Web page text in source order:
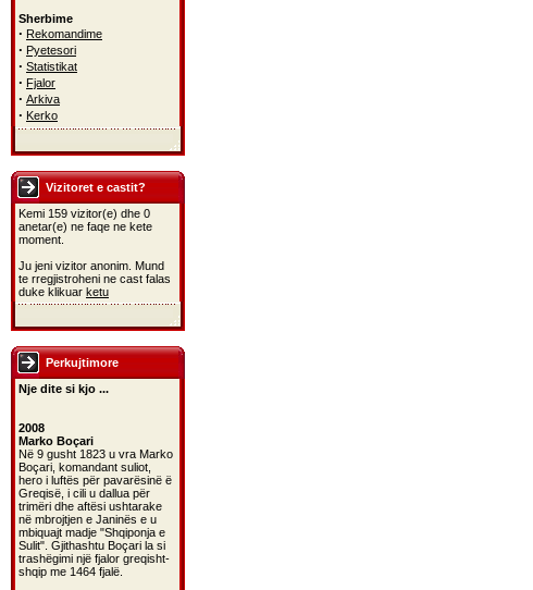
Sherbime
· Rekomandime
· Pyetesori
· Statistikat
· Fjalor
· Arkiva
· Kerko
Vizitoret e castit?
Kemi 159 vizitor(e) dhe 0
anetar(e) ne faqe ne kete
moment.
Ju jeni vizitor anonim. Mund
te rregjistroheni ne cast falas
duke klikuar ketu
Perkujtimore
Nje dite si kjo ...
2008
Marko Boçari
Në 9 gusht 1823 u vra Marko
Boçari, komandant suliot,
hero i luftës për pavarësinë ë
Greqisë, i cili u dallua për
trimëri dhe aftësi ushtarake
në mbrojtjen e Janinës e u
mbiquajt madje "Shqiponja e
Sulit". Gjithashtu Boçari la si
trashëgimi një fjalor greqisht-
shqip me 1464 fjalë.